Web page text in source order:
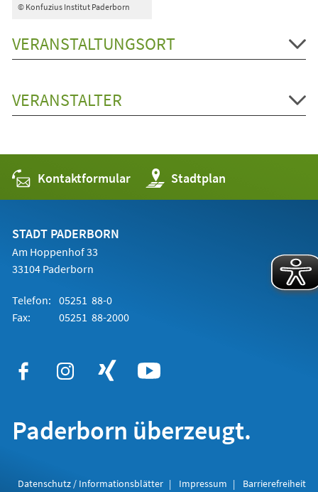
© Konfuzius Institut Paderborn
VERANSTALTUNGSORT
VERANSTALTER
Kontaktformular Stadtplan
(Öffnet
in
einem
STADT PADERBORN
Am Hoppenhof 33
33104 Paderborn
Telefon: 05251 88-0
Fax:
05251 88-2000
Paderborn überzeugt.
Datenschutz / Informationsblätter Impressum
Barrierefreiheit